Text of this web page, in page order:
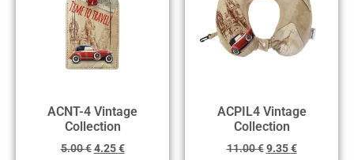
ACNT-4 Vintage
Collection
5.00€ 4.25€
ACPIL4 Vintage
Collection
11.00€ 9.35€